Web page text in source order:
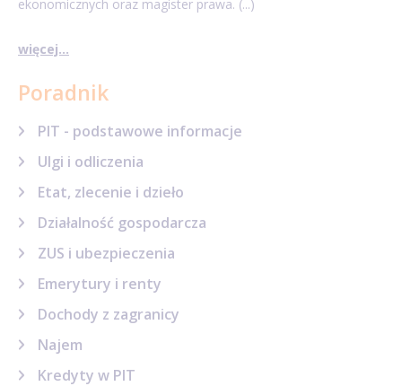
ekonomicznych oraz magister prawa. (...)
więcej...
Poradnik
PIT - podstawowe informacje
Ulgi i odliczenia
Etat, zlecenie i dzieło
Działalność gospodarcza
ZUS i ubezpieczenia
Emerytury i renty
Dochody z zagranicy
Najem
Kredyty w PIT